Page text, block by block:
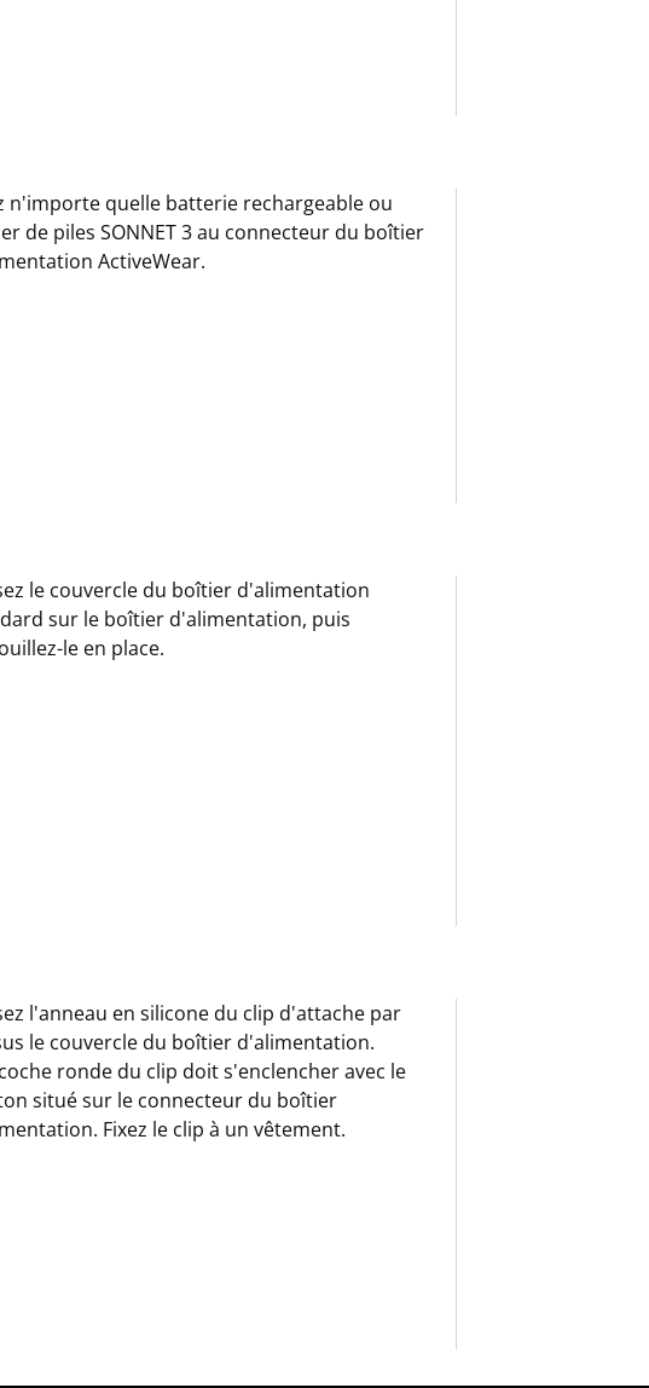
n'importe quelle batterie rechargeable ou
de piles SONNET 3 au connecteur du boîtier
ActiveWear.
le couvercle du boîtier d'alimentation
sur le boîtier d'alimentation, puis
le en place.
l'anneau en silicone du clip d'attache par
le couvercle du boîtier d'alimentation.
ronde du clip doit s'enclencher avec le
situé sur le connecteur du boîtier
Fixez le clip à un vêtement.